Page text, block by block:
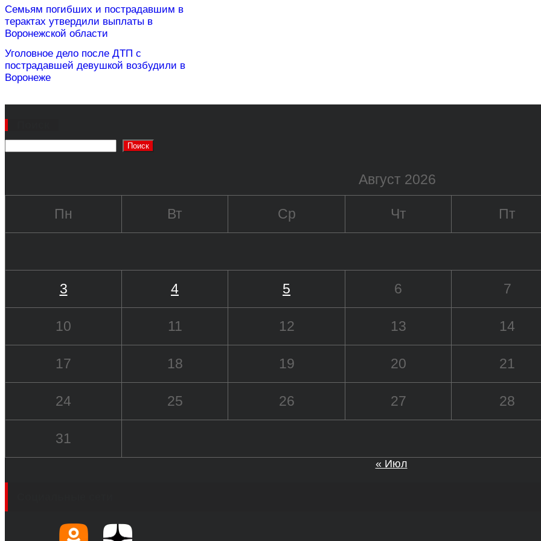
Семьям погибших и пострадавшим в
терактах утвердили выплаты в
Воронежской области
Уголовное дело после ДТП с
пострадавшей девушкой возбудили в
Воронеже
Поиск
Август 2026
Пн Вт Ср Чт Пт
3 4 5 6 7
10 11 12 13 14
17 18 19 20 21
24 25 26 27 28
31
« Июл